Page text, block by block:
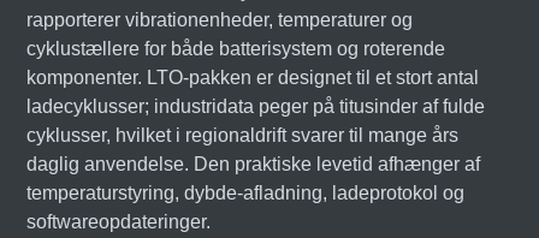
rapporterer vibrationenheder, temperaturer og
cyklustællere for både batterisystem og roterende
komponenter. LTO-pakken er designet til et stort antal
ladecyklusser; industridata peger på titusinder af fulde
cyklusser, hvilket i regionaldrift svarer til mange års
daglig anvendelse. Den praktiske levetid afhænger af
temperaturstyring, dybde-afladning, ladeprotokol og
softwareopdateringer.